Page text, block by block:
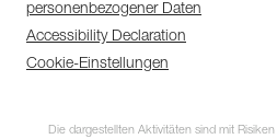
personenbezogener Daten
Accessibility Declaration
Cookie-Einstellungen
Die dargestellten Aktivitäten sind mit